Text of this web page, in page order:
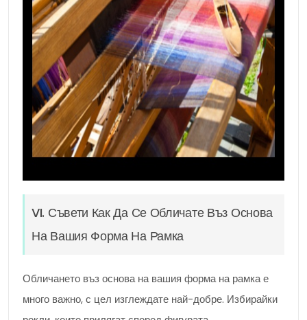
VI. Съвети Как Да Се Обличате Въз Основа
На Вашия Форма На Рамка
Обличането въз основа на вашия форма на рамка е
много важно, с цел изглеждате най-добре. Избирайки